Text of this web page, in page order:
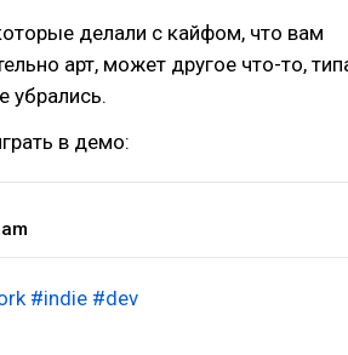
делали с кайфом, что вам
арт, может другое что-то,
убрались.
в демо:
#indie #dev